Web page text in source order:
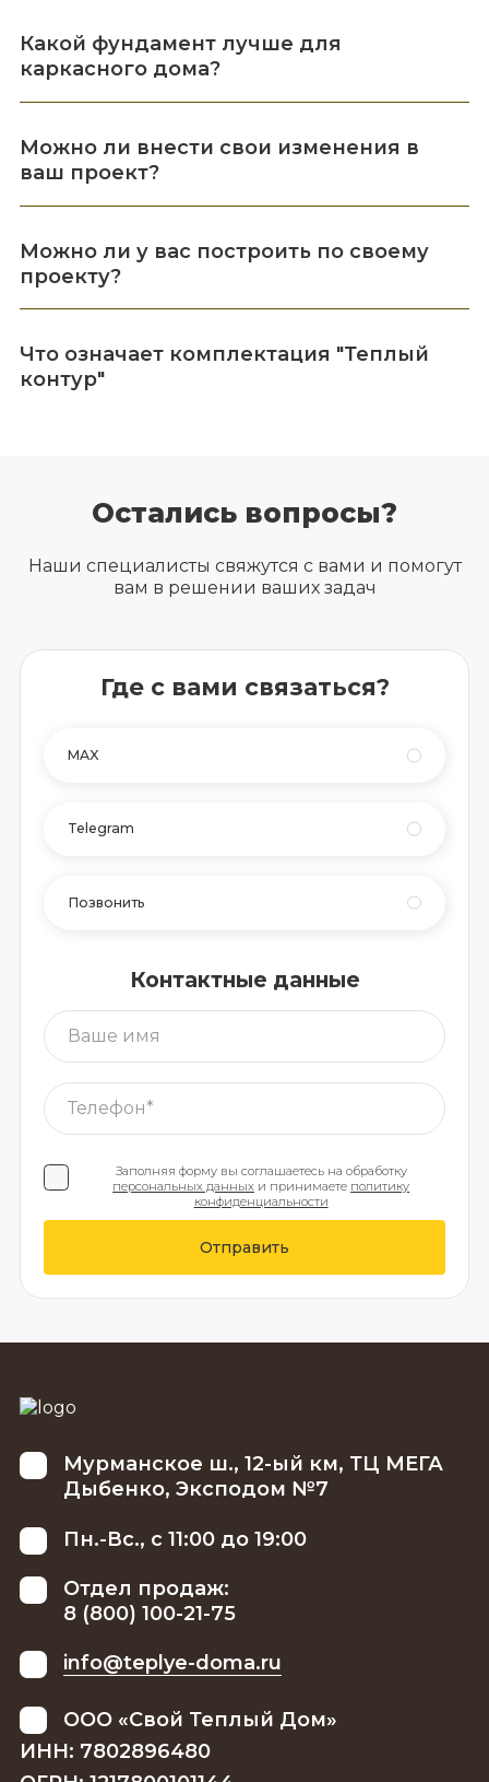
Какой фундамент лучше для
каркасного дома?
Можно ли внести свои изменения в
ваш проект?
Можно ли у вас построить по своему
проекту?
Что означает комплектация "Теплый
контур"
Остались вопросы?
Наши специалисты свяжутся с вами и помогут
вам в решении ваших задач
Где с вами связаться?
MAX
Telegram
Позвонить
Контактные данные
Заполняя форму вы соглашаетесь на обработку
персональных данных и принимаете политику
конфиденциальности
Отправить
Мурманское ш., 12-ый км, ТЦ МЕГА
Дыбенко, Эксподом №7
Пн.-Вс., с 11:00 до 19:00
Отдел продаж:
8 (800) 100-21-75
info@teplye-doma.ru
ООО «Свой Теплый Дом»
ИНН: 7802896480